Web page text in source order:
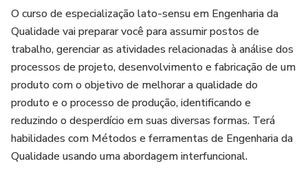
O curso de especialização lato-sensu em Engenharia da
Qualidade vai preparar você para assumir postos de
trabalho, gerenciar as atividades relacionadas à análise dos
processos de projeto, desenvolvimento e fabricação de um
produto com o objetivo de melhorar a qualidade do
produto e o processo de produção, identificando e
reduzindo o desperdício em suas diversas formas. Terá
habilidades com Métodos e ferramentas de Engenharia da
Qualidade usando uma abordagem interfuncional.